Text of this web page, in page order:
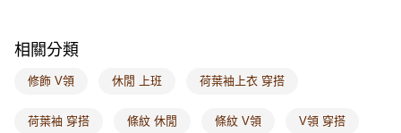
海外配送-港/澳/新/馬/泰國專屬
海外配送-其他亞洲地區
相關分類
修飾 V領 休閒 上班 荷葉袖上衣 穿搭
荷葉袖 穿搭 條紋 休閒 條紋 V領 V領 穿搭